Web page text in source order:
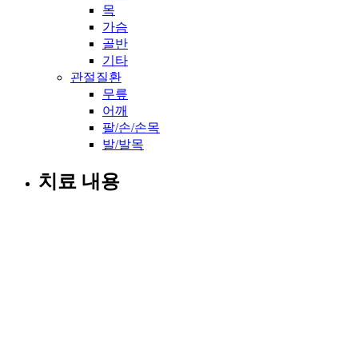
목
가슴
골반
기타
관절질환
무릎
어깨
팔/손/손목
발/발목
치료 내용